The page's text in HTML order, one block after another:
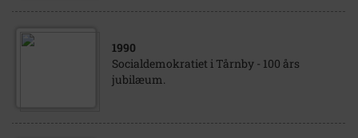
1990
Socialdemokratiet i Tårnby - 100 års
jubilæum.